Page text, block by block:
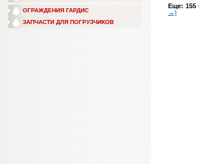
ОГРАЖДЕНИЯ ГАРДИС
ЗАПЧАСТИ ДЛЯ ПОГРУЗЧИКОВ
Еще: 155
→)